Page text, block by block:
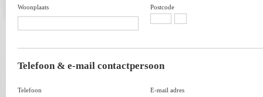
Woonplaats Postcode
Telefoon & e-mail contactpersoon
Telefoon E-mail adres